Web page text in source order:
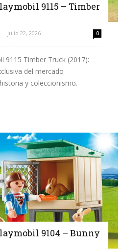
9115 – Timber
- julio 22, 2026 0
9115 Timber Truck (2017):
del mercado
y coleccionismo.
9104 – Bunny